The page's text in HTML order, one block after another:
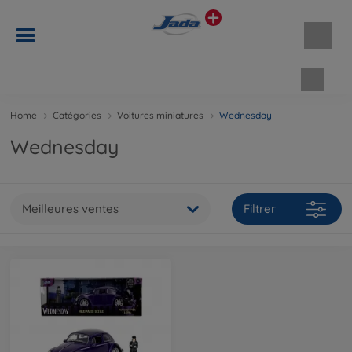
Home Catégories Voitures miniatures Wednesday
Wednesday
Meilleures ventes Filtrer